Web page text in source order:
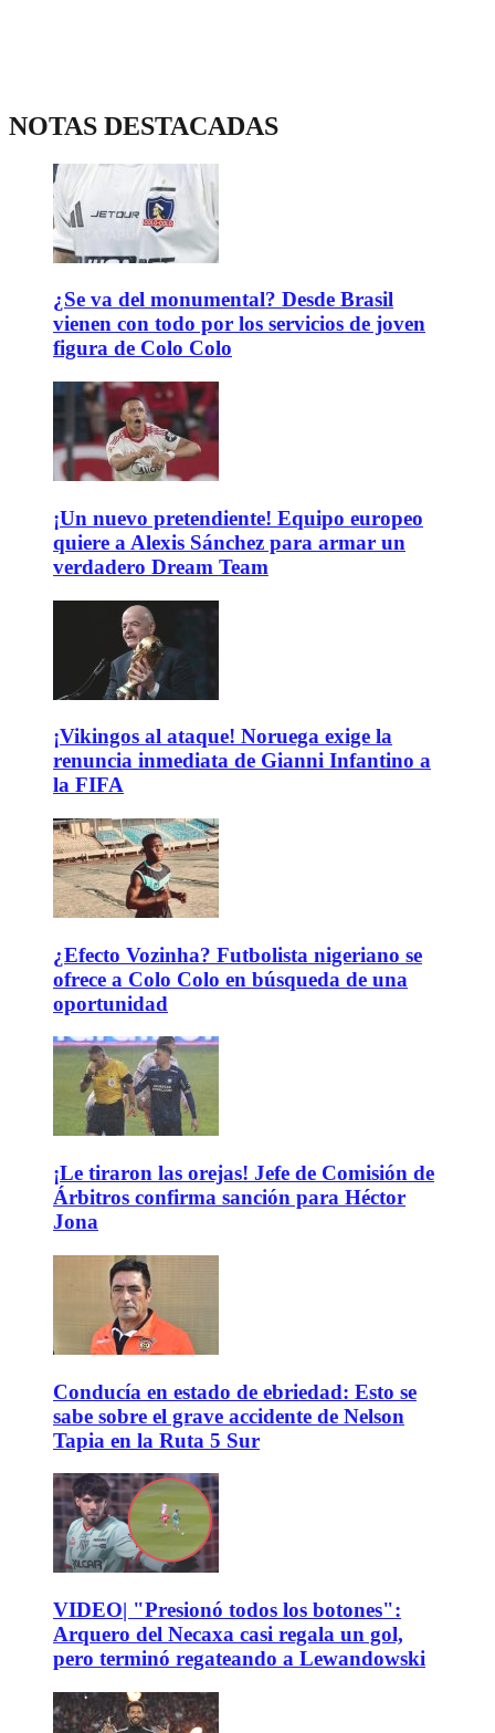
NOTAS DESTACADAS
¿Se va del monumental? Desde Brasil
vienen con todo por los servicios de joven
figura de Colo Colo
¡Un nuevo pretendiente! Equipo europeo
quiere a Alexis Sánchez para armar un
verdadero Dream Team
¡Vikingos al ataque! Noruega exige la
renuncia inmediata de Gianni Infantino a
la FIFA
¿Efecto Vozinha? Futbolista nigeriano se
ofrece a Colo Colo en búsqueda de una
oportunidad
¡Le tiraron las orejas! Jefe de Comisión de
Árbitros confirma sanción para Héctor
Jona
Conducía en estado de ebriedad: Esto se
sabe sobre el grave accidente de Nelson
Tapia en la Ruta 5 Sur
VIDEO| "Presionó todos los botones":
Arquero del Necaxa casi regala un gol,
pero terminó regateando a Lewandowski